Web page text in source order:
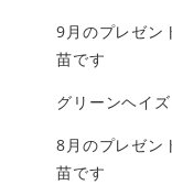
9月のプレゼン
苗です
グリーンヘイズ
8月のプレゼン
苗です